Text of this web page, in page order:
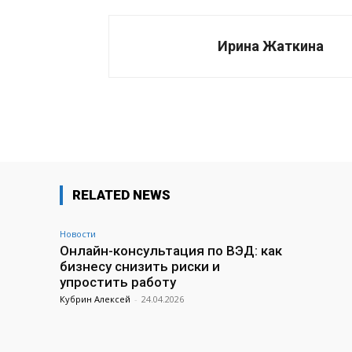
Ирина Жаткина
RELATED NEWS
Новости
Онлайн-консультация по ВЭД: как
бизнесу снизить риски и
упростить работу
Кубрин Алексей - 24.04.2026